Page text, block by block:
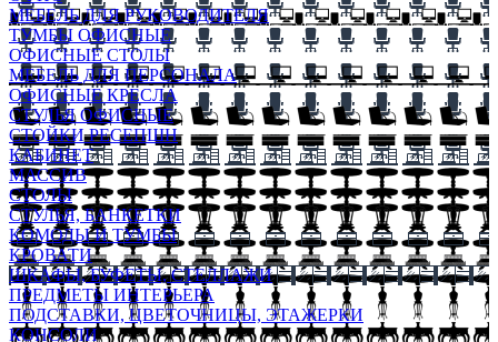
МЕБЕЛЬ ДЛЯ РУКОВОДИТЕЛЯ
ТУМБЫ ОФИСНЫЕ
ОФИСНЫЕ СТОЛЫ
МЕБЕЛЬ ДЛЯ ПЕРСОНАЛА
ОФИСНЫЕ КРЕСЛА
СТУЛЬЯ ОФИСНЫЕ
СТОЙКИ РЕСЕПШН
КАБИНЕТ
МАССИВ
СТОЛЫ
СТУЛЬЯ, БАНКЕТКИ
КОМОДЫ И ТУМБЫ
КРОВАТИ
ШКАФЫ, БУФЕТЫ, СТЕЛЛАЖИ
ПРЕДМЕТЫ ИНТЕРЬЕРА
ПОДСТАВКИ, ЦВЕТОЧНИЦЫ, ЭТАЖЕРКИ
КОНСОЛИ